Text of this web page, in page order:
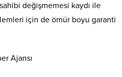
değişmemesi kaydı ile
için de ömür boyu garanti
Ajansı